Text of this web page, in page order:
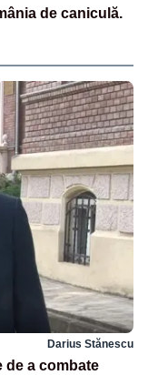
de caniculă.
Darius Stănescu
de a combate